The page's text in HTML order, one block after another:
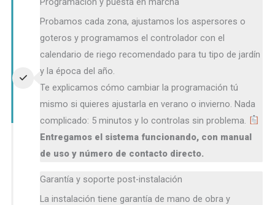
Probamos cada zona, ajustamos los aspersores o
goteros y programamos el controlador con el
calendario de riego recomendado para tu tipo de jardín
y la época del año.
Te explicamos cómo cambiar la programación tú
mismo si quieres ajustarla en verano o invierno. Nada
complicado: 5 minutos y lo controlas sin problema.
Entregamos el sistema funcionando, con manual
de uso y número de contacto directo.
Garantía y soporte post-instalación
La instalación tiene garantía de mano de obra y